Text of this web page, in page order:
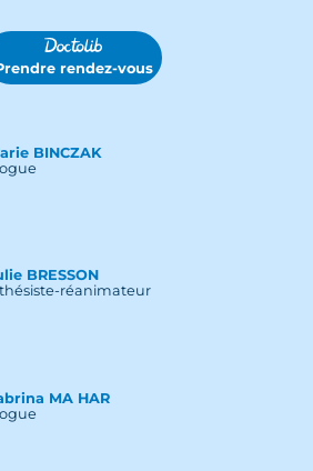
rendez-vous
BINCZAK
BRESSON
réanimateur
MA HAR